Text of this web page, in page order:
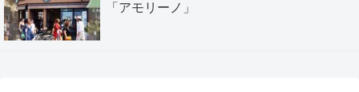
「アモリーノ」